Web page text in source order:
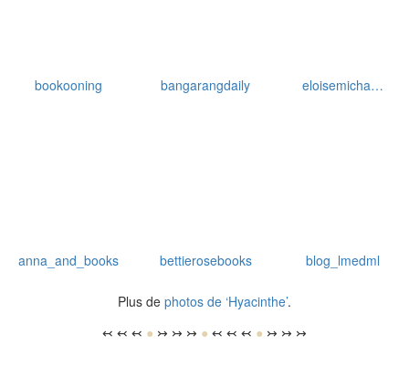
bookooning bangarangdaily eloisemicha…
anna_and_books bettierosebooks blog_lmedml
Plus de photos de ‘Hyacinthe’.
↢ ↢ ↢ ● ↣ ↣ ↣ ● ↢ ↢ ↢ ● ↣ ↣ ↣